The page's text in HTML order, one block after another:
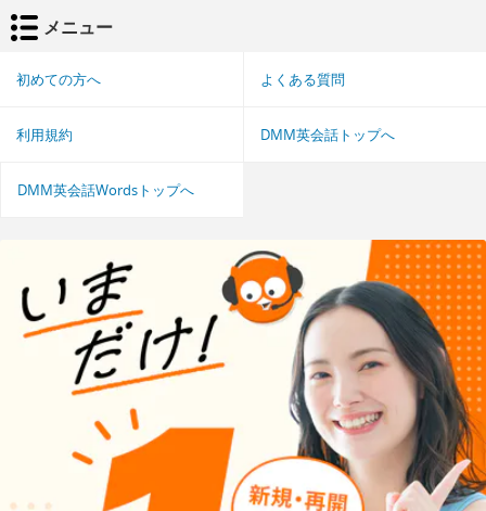
メニュー
初めての方へ よくある質問
利用規約 DMM英会話トップへ
DMM英会話Wordsトップへ